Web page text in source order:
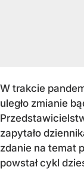
W trakcie
uległo zmianie
zapytało
zdanie na temat
powstał cykl